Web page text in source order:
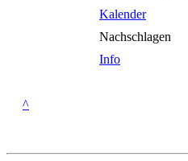
Kalender
Nachschlagen
Info
^